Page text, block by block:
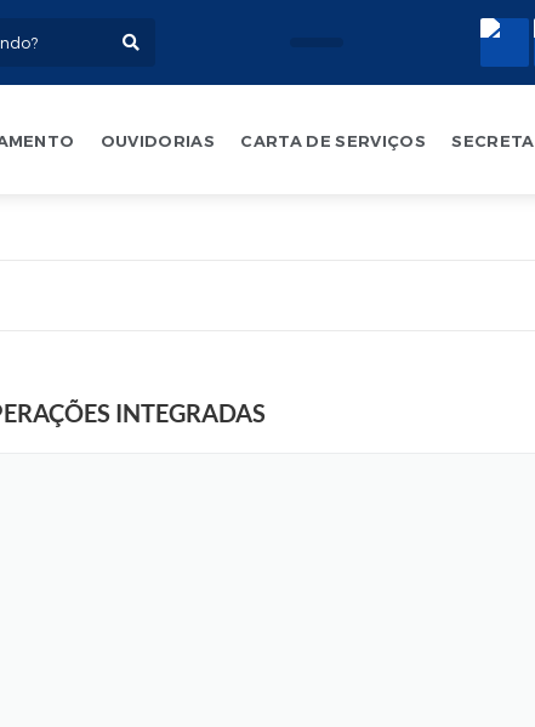
OUVIDORIAS CARTA DE SERVIÇOS
INTEGRADAS